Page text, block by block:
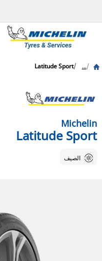
...
Latitude Sport
Michelin
Latitude Sport
الصيف